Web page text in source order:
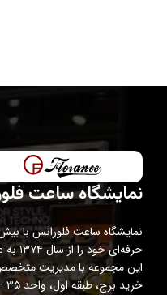
نمایشگاه ساعت
نمایشگاه ساعت فلورانس با